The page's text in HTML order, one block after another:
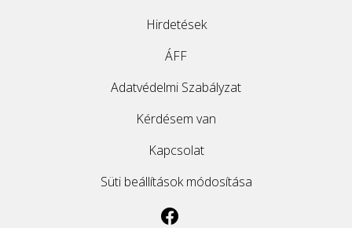
Hirdetések
ÁFF
Adatvédelmi Szabályzat
Kérdésem van
Kapcsolat
Süti beállítások módosítása